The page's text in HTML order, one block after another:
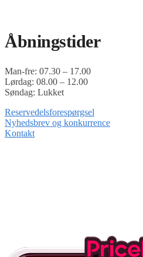
Åbningstider
Man-fre: 07.30 – 17.00
Lørdag: 08.00 – 12.00
Søndag: Lukket
Reservedelsforespørgsel
Nyhedsbrev og konkurrence
Kontakt